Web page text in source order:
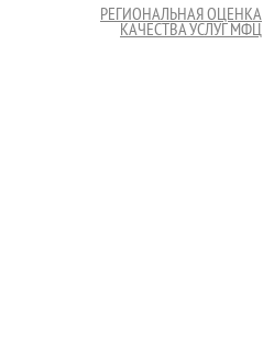
РЕГИОНАЛЬНАЯ ОЦЕНКА
КАЧЕСТВА УСЛУГ МФЦ